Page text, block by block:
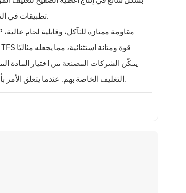
والمعادن. تجد TFS تطبيقات في التغليف غير الغذائي الذي يتطلب قوة، مثل علب الأيروسول وعلب الطلاء.
التغليف الخاصة بهم. عندما يتعلق الأمر بأغطية الصفيح، فإن اختيار المادة المناسبة يضمن الأداء الأمثل، والجاذبية البصرية، والوظيفة.